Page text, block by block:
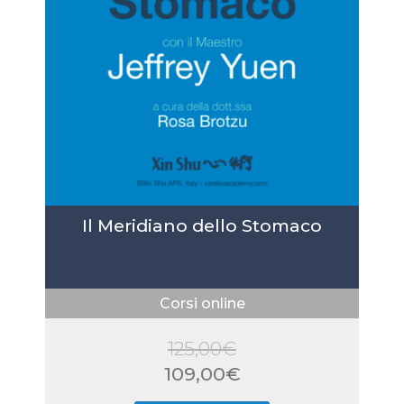
Il Meridiano dello Stomaco
Corsi online
125,00€
Il
prezzo
109,00€
Il